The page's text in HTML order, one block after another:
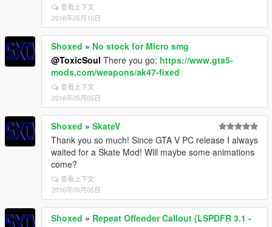
查看上下文
2016年05月10日
Shoxed » No stock for Micro smg
@ToxicSoul There you go: https://www.gta5-
mods.com/weapons/ak47-fixed
查看上下文
2016年05月05日
Shoxed » SkateV
Thank you so much! Since GTA V PC release I always
waited for a Skate Mod! Will maybe some animations
come?
查看上下文
2016年05月05日
Shoxed » Repeat Offender Callout (LSPDFR 3.1 -